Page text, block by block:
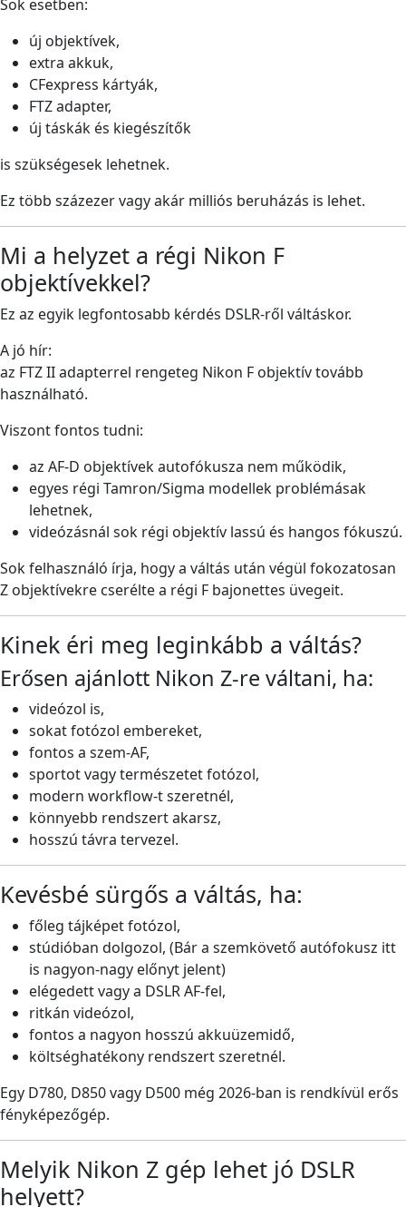
Sok esetben:
új objektívek,
extra akkuk,
CFexpress kártyák,
FTZ adapter,
új táskák és kiegészítők
is szükségesek lehetnek.
Ez több százezer vagy akár milliós beruházás is lehet.
Mi a helyzet a régi Nikon F
objektívekkel?
Ez az egyik legfontosabb kérdés DSLR-ről váltáskor.
A jó hír:
az FTZ II adapterrel rengeteg Nikon F objektív tovább
használható.
Viszont fontos tudni:
az AF-D objektívek autofókusza nem működik,
egyes régi Tamron/Sigma modellek problémásak
lehetnek,
videózásnál sok régi objektív lassú és hangos fókuszú.
Sok felhasználó írja, hogy a váltás után végül fokozatosan
Z objektívekre cserélte a régi F bajonettes üvegeit.
Kinek éri meg leginkább a váltás?
Erősen ajánlott Nikon Z-re váltani, ha:
videózol is,
sokat fotózol embereket,
fontos a szem-AF,
sportot vagy természetet fotózol,
modern workflow-t szeretnél,
könnyebb rendszert akarsz,
hosszú távra tervezel.
Kevésbé sürgős a váltás, ha:
főleg tájképet fotózol,
stúdióban dolgozol, (Bár a szemkövető autófokusz itt
is nagyon-nagy előnyt jelent)
elégedett vagy a DSLR AF-fel,
ritkán videózol,
fontos a nagyon hosszú akkuüzemidő,
költséghatékony rendszert szeretnél.
Egy D780, D850 vagy D500 még 2026-ban is rendkívül erős
fényképezőgép.
Melyik Nikon Z gép lehet jó DSLR
helyett?